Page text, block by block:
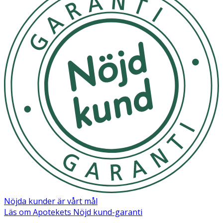
60 Almond Glycerides, Glycol Distearate, Allantoin, PEG-75
Shea Butter Glycerides, Lactic Acid, Citric Acid, Sodium
Benzoate.
Nöjda kunder är vårt mål
Läs om Apotekets Nöjd kund-garanti